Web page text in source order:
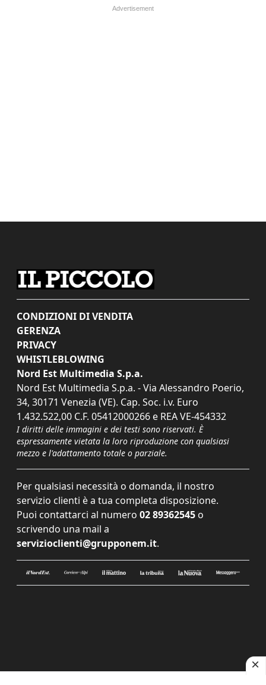
CONDIZIONI DI VENDITA
GERENZA
PRIVACY
WHISTLEBLOWING
Nord Est Multimedia S.p.a.
Nord Est Multimedia S.p.a. - Via Alessandro Poerio,
34, 30171 Venezia (VE). Cap. Soc. i.v. Euro
1.432.522,00 C.F. 05412000266 e REA VE-454332
I diritti delle immagini e dei testi sono riservati. È
espressamente vietata la loro riproduzione con qualsiasi
mezzo e l'adattamento totale o parziale.
Per qualsiasi necessità o domanda, il nostro
servizio clienti è a tua completa disposizione.
Puoi contattarci al numero 02 89362545 o
scrivendo una mail a
servizioclienti@grupponem.it.